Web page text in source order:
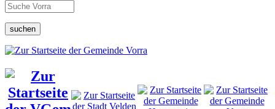
suchen